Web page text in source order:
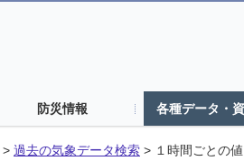
防災情報 各種データ・
> 過去の気象データ検索 > １時間ごとの値